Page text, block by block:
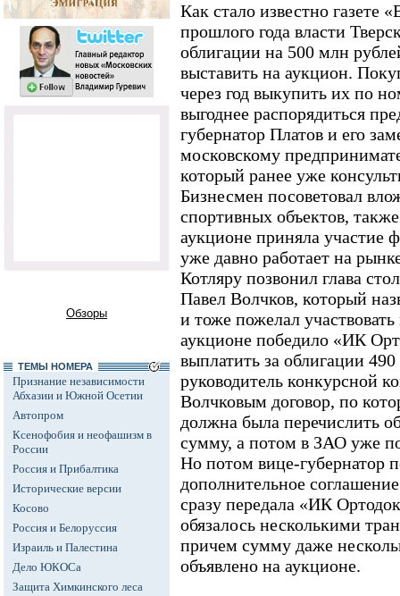
Обзоры
ТЕМЫ НОМЕРА
Признание независимости
Абхазии и Южной Осетии
Автопром
Ксенофобия и неофашизм в
России
Россия и Прибалтика
Исторические версии
Косово
Россия и Белоруссия
Израиль и Палестина
Дело ЮКОСа
Защита Химкинского леса
Как стало известно газете
прошлого года власти
облигации на 500 млн
выставить на аукцион.
через год выкупить их по
выгоднее распорядиться
губернатор Платов и его
московскому
который ранее уже
Бизнесмен посоветовал
спортивных объектов,
аукционе приняла
уже давно работает на
Котляру позвонил глава
Павел Волчков, который
и тоже пожелал участвовать
аукционе победило «ИК
выплатить за облигации
руководитель конкурсной
Волчковым договор, по
должна была перечислить
сумму, а потом в ЗАО уже
Но потом вице-губернатор
дополнительное
сразу передала «ИК
обязалось несколькими
причем сумму даже
объявлено на аукционе.